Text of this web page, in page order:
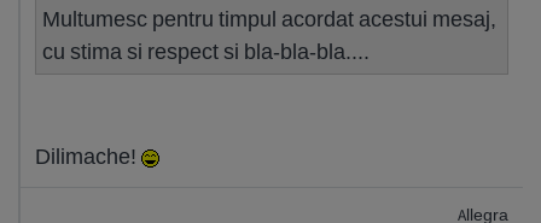
Multumesc pentru timpul acordat acestui mesaj,
cu stima si respect si bla-bla-bla....
Dilimache!
Allegra